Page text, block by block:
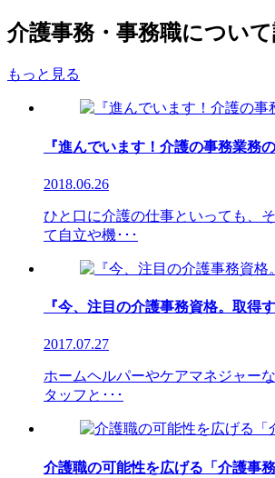
介護事務・事務職につい
もっと見る
『進んでいます！介護の事務業務の
2018.06.26
ひと口に介護の仕事といっても、
て自立や機･･･
『今、注目の介護事務資格。取得
2017.07.27
ホームヘルパーやケアマネジャー
タッフと･･･
介護職の可能性を広げる「介護事務